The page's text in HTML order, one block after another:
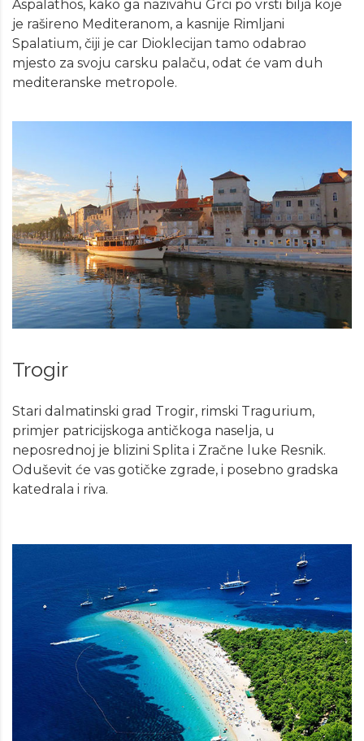
Aspalathos, kako ga nazivahu Grci po vrsti bilja koje
je rašireno Mediteranom, a kasnije Rimljani
Spalatium, čiji je car Dioklecijan tamo odabrao
mjesto za svoju carsku palaču, odat će vam duh
mediteranske metropole.
Trogir
Stari dalmatinski grad Trogir, rimski Tragurium,
primjer patricijskoga antičkoga naselja, u
neposrednoj je blizini Splita i Zračne luke Resnik.
Oduševit će vas gotičke zgrade, i posebno gradska
katedrala i riva.